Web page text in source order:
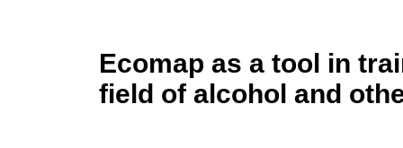
Ecomap as a tool in
field of alcohol and